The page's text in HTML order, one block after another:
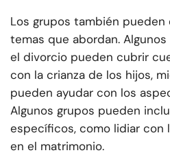
Los grupos también
temas que abordan.
el divorcio pueden cubrir
con la crianza de los hijos,
pueden ayudar con los
Algunos grupos pueden
específicos, como lidiar con
en el matrimonio.